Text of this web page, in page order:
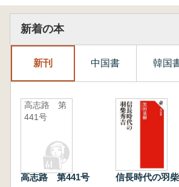
新着の本
新刊 中国書 韓国
高志路 第
441号
高志路 第441号 信長時代の羽